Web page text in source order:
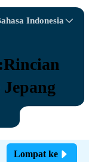
Indonesia
Lompat ke